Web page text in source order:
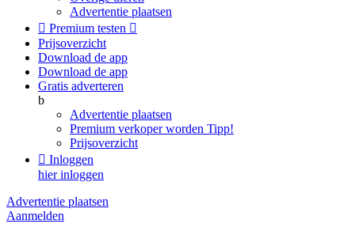
Advertentie plaatsen
 Premium testen 
Prijsoverzicht
Download de app
Download de app
Gratis adverteren
b
Advertentie plaatsen
Premium verkoper worden Tipp!
Prijsoverzicht
 Inloggen
hier inloggen
Advertentie plaatsen
Aanmelden